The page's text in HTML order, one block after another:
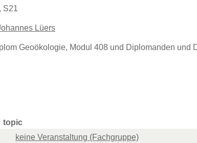
S21
Lüers
Geoökologie, Modul 408 und Diplomanden und
topic
keine Veranstaltung (Fachgruppe)